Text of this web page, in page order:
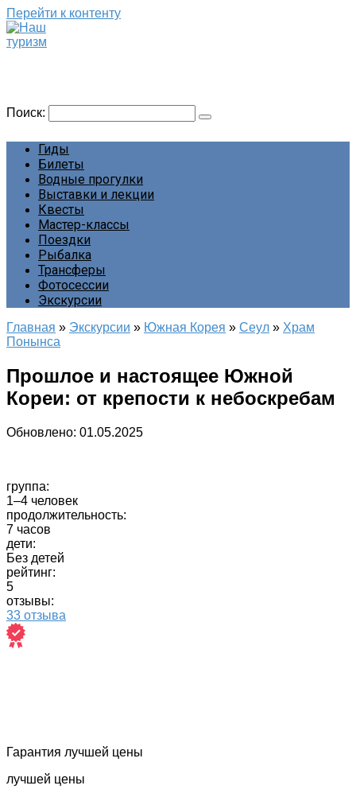
Перейти к контенту
Поиск:
Гиды
Билеты
Водные прогулки
Выставки и лекции
Квесты
Мастер-классы
Поездки
Рыбалка
Трансферы
Фотосессии
Экскурсии
Главная » Экскурсии » Южная Корея » Сеул » Храм
Понынса
Прошлое и настоящее Южной
Кореи: от крепости к небоскребам
Обновлено: 01.05.2025
группа:
1–4 человек
продолжительность:
7 часов
дети:
Без детей
рейтинг:
5
отзывы:
33 отзыва
Гарантия лучшей цены
лучшей цены